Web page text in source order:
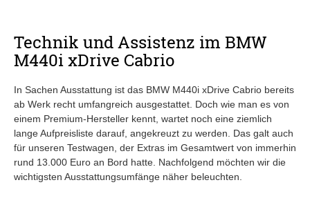
Technik und Assistenz im BMW
M440i xDrive Cabrio
In Sachen Ausstattung ist das BMW M440i xDrive Cabrio bereits
ab Werk recht umfangreich ausgestattet. Doch wie man es von
einem Premium-Hersteller kennt, wartet noch eine ziemlich
lange Aufpreisliste darauf, angekreuzt zu werden. Das galt auch
für unseren Testwagen, der Extras im Gesamtwert von immerhin
rund 13.000 Euro an Bord hatte. Nachfolgend möchten wir die
wichtigsten Ausstattungsumfänge näher beleuchten.